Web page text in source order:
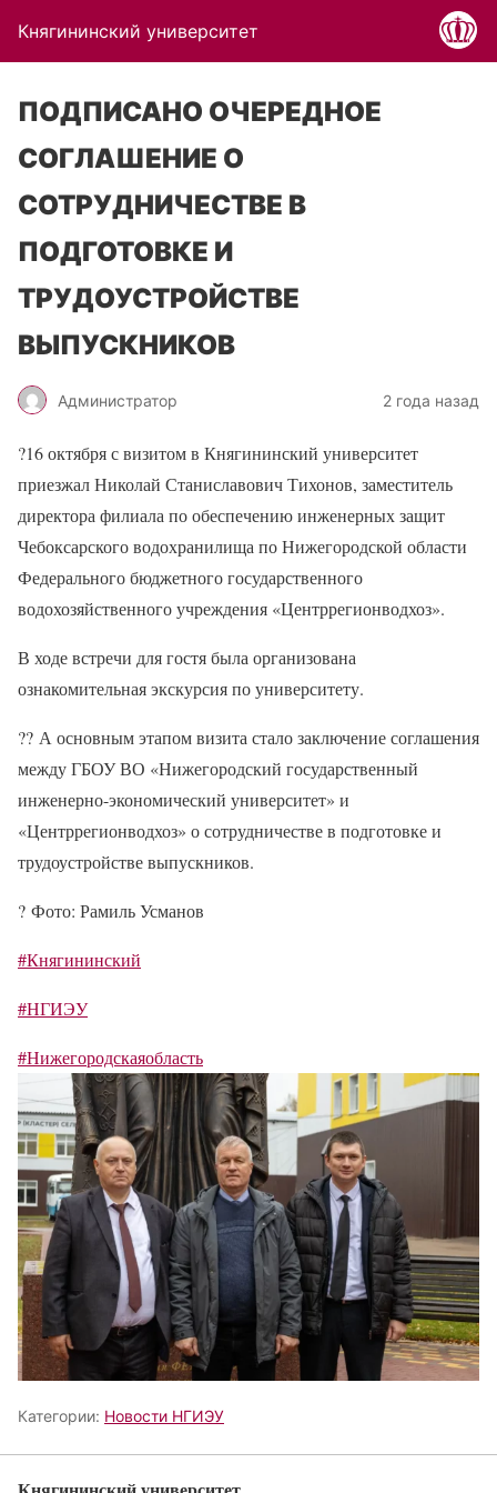
Княгининский университет
ПОДПИСАНО ОЧЕРЕДНОЕ
СОГЛАШЕНИЕ О
СОТРУДНИЧЕСТВЕ В
ПОДГОТОВКЕ И
ТРУДОУСТРОЙСТВЕ
ВЫПУСКНИКОВ
Администратор 2 года назад
?16 октября с визитом в Княгининский университет
приезжал Николай Станиславович Тихонов, заместитель
директора филиала по обеспечению инженерных защит
Чебоксарского водохранилища по Нижегородской области
Федерального бюджетного государственного
водохозяйственного учреждения «Центррегионводхоз».
В ходе встречи для гостя была организована
ознакомительная экскурсия по университету.
?? А основным этапом визита стало заключение соглашения
между ГБОУ ВО «Нижегородский государственный
инженерно-экономический университет» и
«Центррегионводхоз» о сотрудничестве в подготовке и
трудоустройстве выпускников.
? Фото: Рамиль Усманов
#Княгининский
#НГИЭУ
#Нижегородскаяобласть
Категории: Новости НГИЭУ